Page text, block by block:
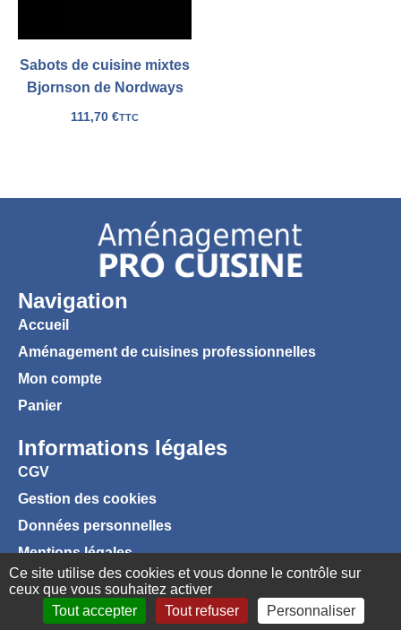
Favoris Connexion Panier
Sabots de cuisine mixtes
Bjornson de Nordways
111,70 €TTC
Navigation
Accueil
Aménagement de cuisines professionnelles
Mon compte
Panier
Informations légales
CGV
Gestion des cookies
Données personnelles
Mentions légales
Ce site utilise des cookies et vous donne le contrôle sur
ceux que vous souhaitez activer
Tout accepter
Tout refuser Personnaliser